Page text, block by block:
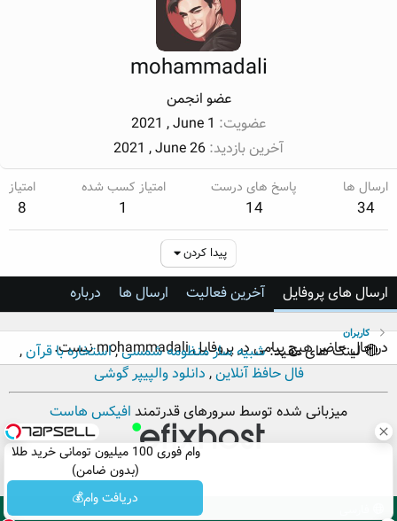
وام فوری 100 میلیون تومانی خرید طلا
(بدون ضامن)
دریافت وام💰
mohammadali
عضو انجمن
عضویت 2021 , June 1
آخرین بازدید 2021 , June 26
ارسال ها
34
پاسخ های درست
14
امتیاز کسب شده
1
امتیاز
8
پیدا کردن
ارسال های پروفایل آخرین فعالیت ارسال ها درباره
در حال حاضر هیچ پیامی در پروفایل mohammadali نیست.
کاربران
🔴 لینک های مفید:شبیه ساز منظومه شمسی,استخاره با قرآن,
فال حافظ آنلاین, دانلود والپیپر گوشی
میزبانی شده توسط سرورهای قدرتمند افیکس هاست